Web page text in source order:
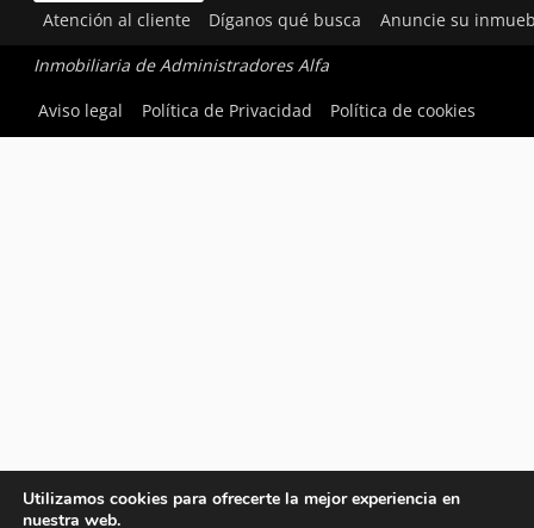
Atención al cliente Díganos qué busca Anuncie su
Inmobiliaria de Administradores Alfa
Aviso legal
Política de Privacidad Política de cookies
Utilizamos cookies para ofrecerte la mejor experiencia en
nuestra web.